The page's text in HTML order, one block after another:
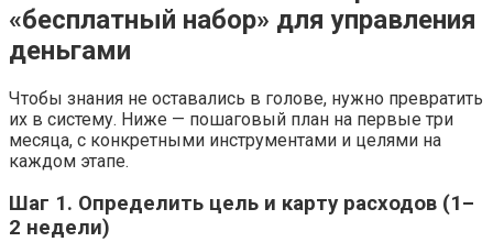
«бесплатный набор» для управления
деньгами
Чтобы знания не оставались в голове, нужно превратить
их в систему. Ниже — пошаговый план на первые три
месяца, с конкретными инструментами и целями на
каждом этапе.
Шаг 1. Определить цель и карту расходов (1–
2 недели)